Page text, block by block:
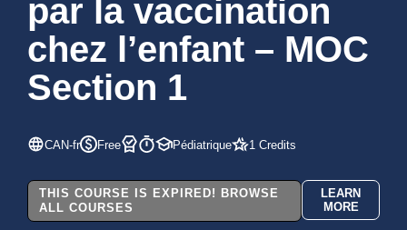
par la vaccination
chez l’enfant – MOC
Section 1
CAN-fr Free Pédiatrique 1 Credits
THIS COURSE IS EXPIRED! BROWSE
ALL COURSES
LEARN
MORE